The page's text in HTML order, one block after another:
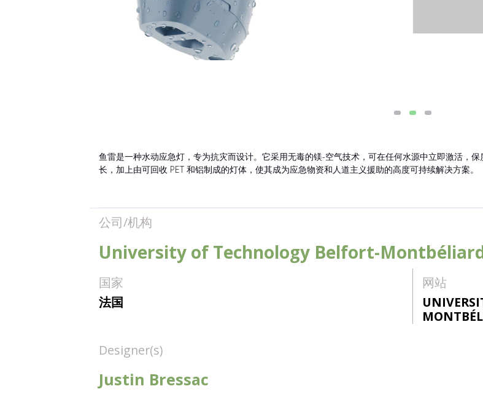
鱼雷是一种水动应急灯，专为抗灾而设计。它采用无毒的镁-空气技术，可在任何水源中立即激活，
长，加上由可回收 PET 和铝制成的灯体，使其成为应急物资和人道主义援助的高度可持续解决方案。
公司/机构
University of Technology Belfort-
国家
法国
网站
Designer(s)
Justin Bressac